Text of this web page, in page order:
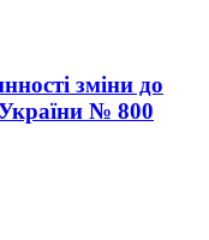
зміни до
України № 800